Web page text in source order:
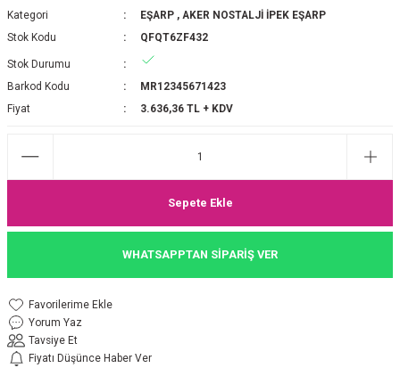
2025-2026 SONBAHAR KIŞ
JAKAR EŞARP
PAMUK EŞARP
İPEK EŞARP
ŞAL
MEDİNE İPEĞİ ŞAL
İPEĞİ ŞAL
ŞAL
Kategori
EŞARP , AKER NOSTALJİ İPEK EŞARP
Stok Kodu
QFQT6ZF432
Stok Durumu
Barkod Kodu
MR12345671423
Fiyat
3.636,36 TL + KDV
Sepete Ekle
WHATSAPPTAN SİPARİŞ VER
Yorum Yaz
Tavsiye Et
Fiyatı Düşünce Haber Ver